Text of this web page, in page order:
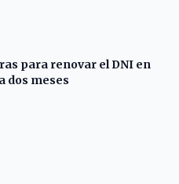
para renovar el DNI en
dos meses